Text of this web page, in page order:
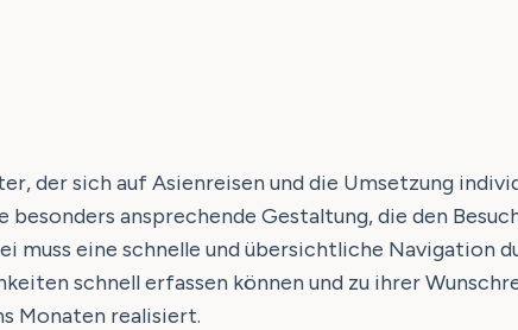
der sich auf Asienreisen und die Umsetzung
ansprechende Gestaltung, die den
muss eine schnelle und übersichtliche Navigation
schnell erfassen können und zu ihrer
Monaten realisiert.